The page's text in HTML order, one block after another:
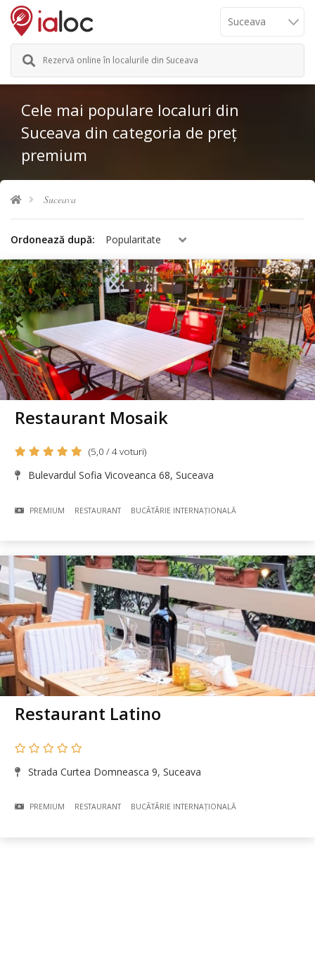
Rezervă online în localurile din Suceava
Cele mai populare localuri din
Suceava din categoria de preț
premium
Suceava
Ordonează după: Popularitate
Restaurant Mosaik
(5,0 / 4 voturi)
Bulevardul Sofia Vicoveanca 68, Suceava
PREMIUM RESTAURANT BUCÃTÃRIE INTERNAȚIONALĂ
Restaurant Latino
Strada Curtea Domneasca 9, Suceava
PREMIUM RESTAURANT BUCÃTÃRIE INTERNAȚIONALĂ